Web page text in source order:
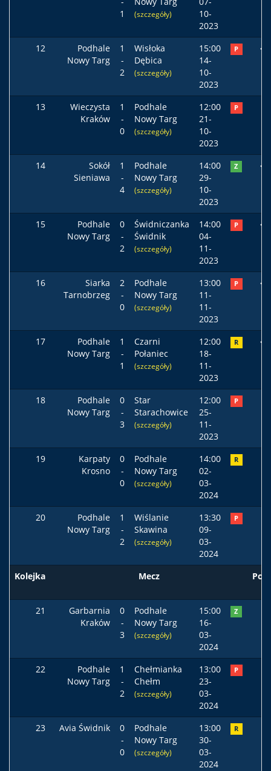
1
(szczegóły)
10-
2023
12
Podhale
Nowy Targ
1
-
2
Wisłoka
Dębica
(szczegóły)
15:00
14-
10-
2023
P
13
Wieczysta
Kraków
1
-
0
Podhale
Nowy Targ
(szczegóły)
12:00
21-
10-
2023
P
14
Sokół
Sieniawa
1
-
4
Podhale
Nowy Targ
(szczegóły)
14:00
29-
10-
2023
Z
15
Podhale
Nowy Targ
0
-
2
Świdniczanka
Świdnik
(szczegóły)
14:00
04-
11-
2023
P
16
Siarka
Tarnobrzeg
2
-
0
Podhale
Nowy Targ
(szczegóły)
13:00
11-
11-
2023
P
17
Podhale
Nowy Targ
1
-
1
Czarni
Połaniec
(szczegóły)
12:00
18-
11-
2023
R
18
Podhale
Nowy Targ
0
-
3
Star
Starachowice
(szczegóły)
12:00
25-
11-
2023
P
19
Karpaty
Krosno
0
-
0
Podhale
Nowy Targ
(szczegóły)
14:00
02-
03-
2024
R
20
Podhale
Nowy Targ
1
-
2
Wiślanie
Skawina
(szczegóły)
13:30
09-
03-
2024
P
Kolejka Mecz
21
Garbarnia
Kraków
0
-
3
Podhale
Nowy Targ
(szczegóły)
15:00
16-
03-
2024
Z
22
Podhale
Nowy Targ
1
-
2
Chełmianka
Chełm
(szczegóły)
13:00
23-
03-
2024
P
23 Avia Świdnik
0
-
0
Podhale
Nowy Targ
(szczegóły)
13:00
30-
03-
2024
R